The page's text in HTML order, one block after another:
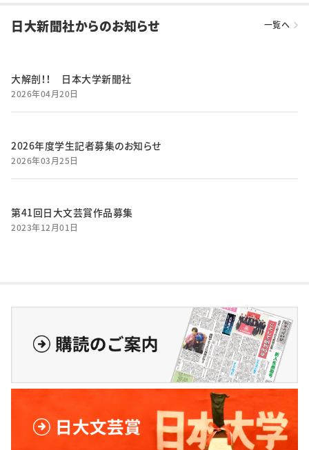
日大新聞社からのお知らせ 一覧へ
大解剖！！ 日本大学新聞社
2026年04月20日
2026年度学生記者募集のお知らせ
2026年03月25日
第41回日大文芸賞作品募集
2023年12月01日